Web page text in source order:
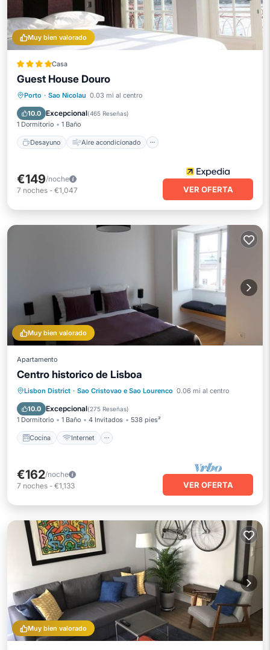
Muy bien valorado
Casa
Guest House Douro
Porto · Sao Nicolau 0.03 mi al centro
10.0 Excepcional(465 Reseñas)
1 Dormitorio 1 Baño
Desayuno Aire acondicionado
Desayuno
Aire acondicionado
Internet
Apto para niños
€149/noche
7 noches - €1,047 VER OFERTA
Muy bien valorado
Apartamento
Centro historico de Lisboa
Lisbon District · Sao Cristovao e Sao Lourenco 0.06 mi al centro
10.0 Excepcional(275 Reseñas)
1 Dormitorio 1 Baño 4 Invitados 538 pies²
Cocina Internet
Cocina Internet
Apto para niños
Lavandería
€162/noche
7 noches - €1,133 VER OFERTA
Muy bien valorado